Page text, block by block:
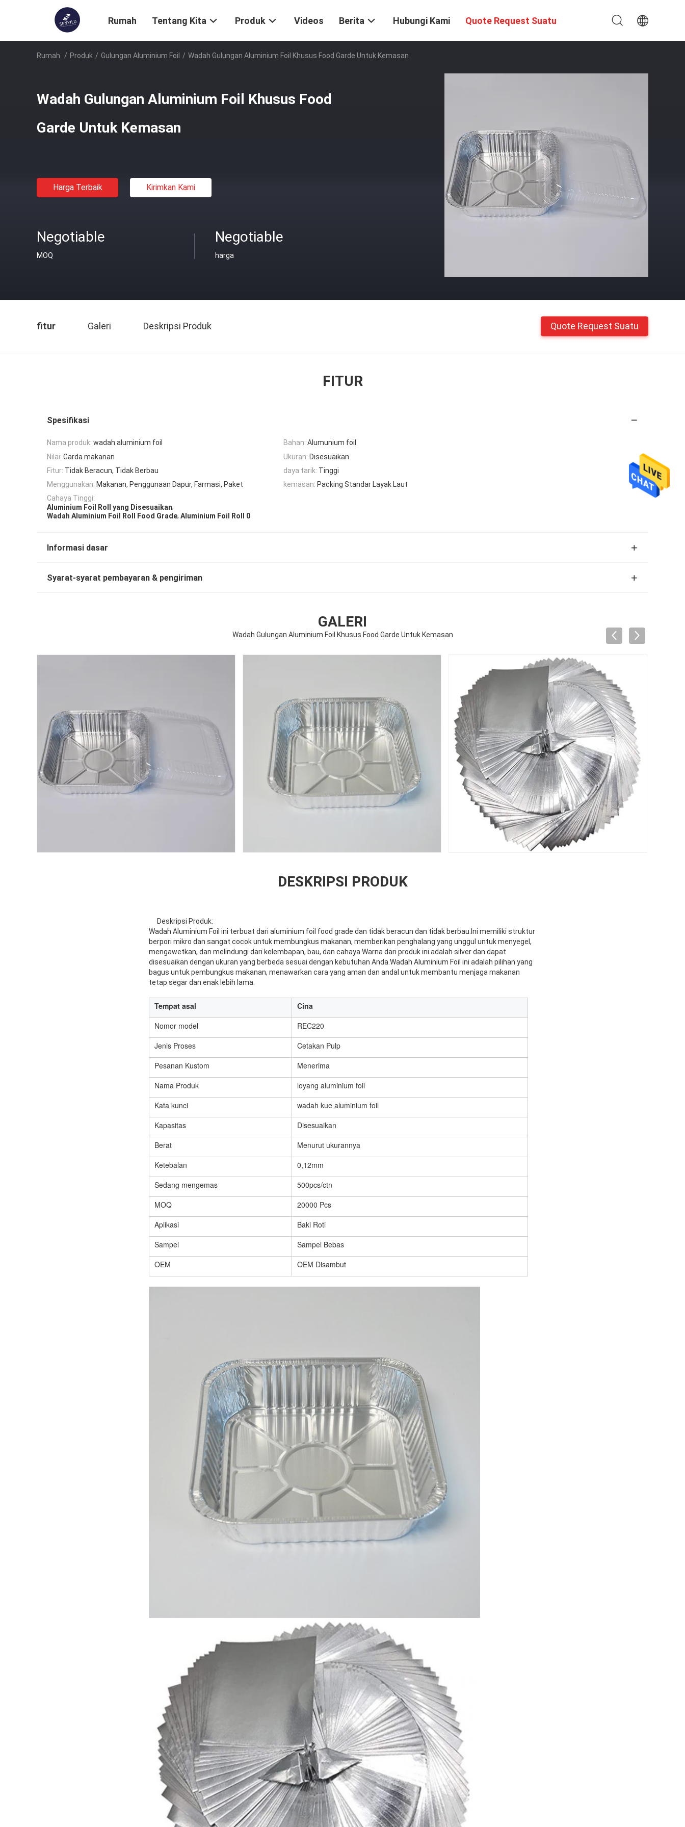
Rumah Tentang Kita Produk Videos Berita Hubungi Kami Quote Request Suatu
Rumah / Produk / Gulungan Aluminium Foil / Wadah Gulungan Aluminium Foil Khusus Food Garde Untuk Kemasan
Wadah Gulungan Aluminium Foil Khusus Food
Garde Untuk Kemasan
Harga Terbaik Kirimkan Kami
Negotiable
MOQ
Negotiable
harga
fitur Galeri Deskripsi Produk Quote Request Suatu
FITUR
Spesifikasi
Nama produk: wadah aluminium foil Bahan: Alumunium foil
Nilai: Garda makanan Ukuran: Disesuaikan
Fitur: Tidak Beracun, Tidak Berbau daya tarik: Tinggi
Menggunakan: Makanan, Penggunaan Dapur, Farmasi, Paket kemasan: Packing Standar Layak Laut
Cahaya Tinggi:
Aluminium Foil Roll yang Disesuaikan,
Wadah Aluminium Foil Roll Food Grade, Aluminium Foil Roll 0
Informasi dasar
Syarat-syarat pembayaran & pengiriman
GALERI
Wadah Gulungan Aluminium Foil Khusus Food Garde Untuk Kemasan
DESKRIPSI PRODUK
Deskripsi Produk:
Wadah Aluminium Foil ini terbuat dari aluminium foil food grade dan tidak beracun dan tidak berbau.Ini memiliki struktur
berpori mikro dan sangat cocok untuk membungkus makanan, memberikan penghalang yang unggul untuk menyegel,
mengawetkan, dan melindungi dari kelembapan, bau, dan cahaya.Warna dari produk ini adalah silver dan dapat
disesuaikan dengan ukuran yang berbeda sesuai dengan kebutuhan Anda.Wadah Aluminium Foil ini adalah pilihan yang
bagus untuk pembungkus makanan, menawarkan cara yang aman dan andal untuk membantu menjaga makanan
tetap segar dan enak lebih lama.
Tempat asal
Cina
Nomor model
REC220
Jenis Proses
Cetakan Pulp
Pesanan Kustom
Menerima
Nama Produk
loyang aluminium foil
Kata kunci
wadah kue aluminium foil
Kapasitas
Disesuaikan
Berat
Menurut ukurannya
Ketebalan
0,12mm
Sedang mengemas
500pcs/ctn
MOQ
20000 Pcs
Aplikasi
Baki Roti
Sampel
Sampel Bebas
OEM
OEM Disambut